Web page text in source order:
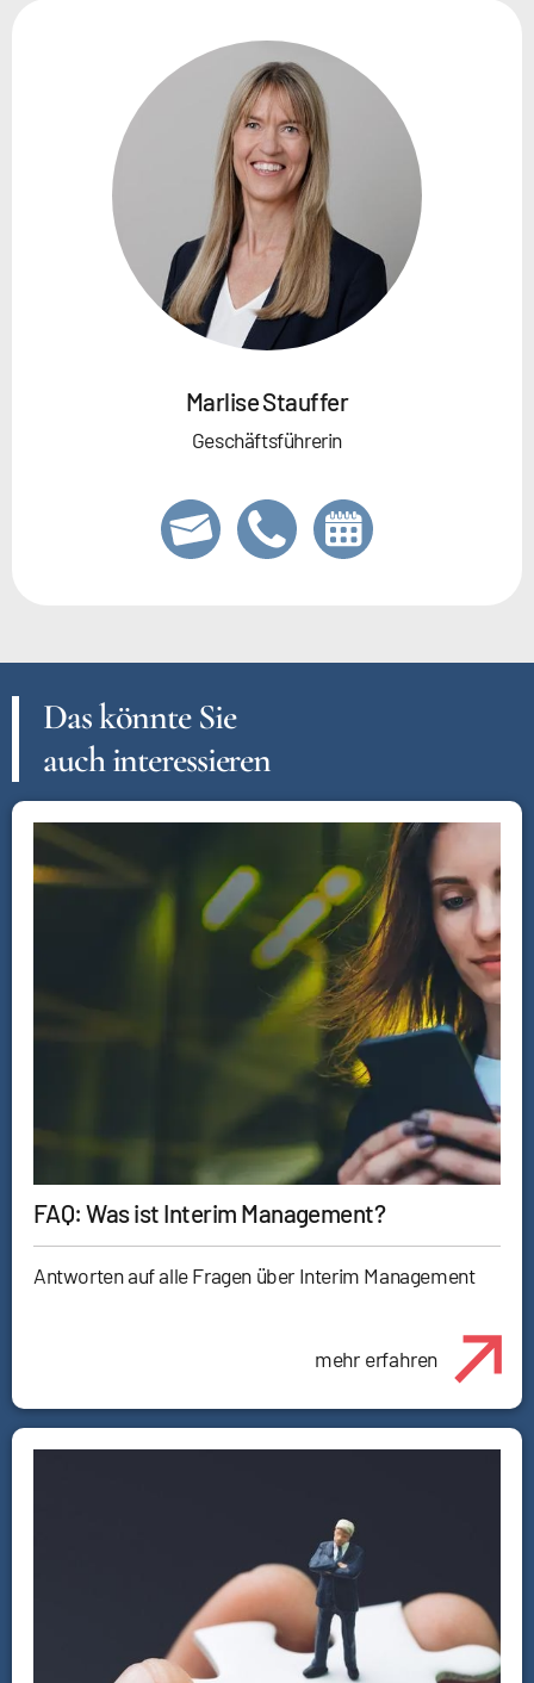
Marlise Stauffer
Geschäftsführerin
Das könnte Sie
auch interessieren
FAQ: Was ist Interim Management?
Antworten auf alle Fragen über Interim Management
mehr erfahren